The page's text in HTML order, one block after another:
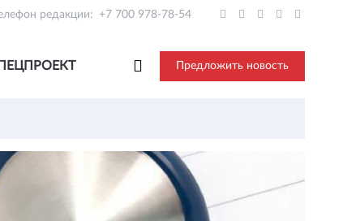
редакции: +7 700 978-78-54
Предложить новость